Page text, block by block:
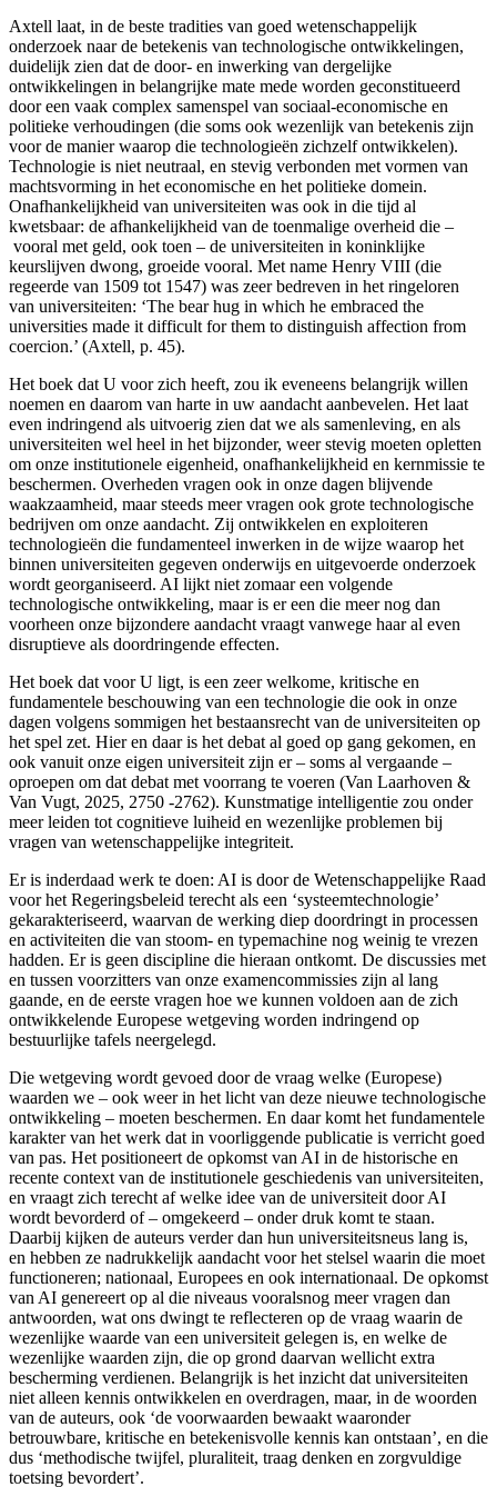
Axtell laat, in de beste tradities van goed wetenschappelijk
onderzoek naar de betekenis van technologische ontwikkelingen,
duidelijk zien dat de door- en inwerking van dergelijke
ontwikkelingen in belangrijke mate mede worden geconstitueerd
door een vaak complex samenspel van sociaal-economische en
politieke verhoudingen (die soms ook wezenlijk van betekenis zijn
voor de manier waarop die technologieën zichzelf ontwikkelen).
Technologie is niet neutraal, en stevig verbonden met vormen van
machtsvorming in het economische en het politieke domein.
Onafhankelijkheid van universiteiten was ook in die tijd al
kwetsbaar: de afhankelijkheid van de toenmalige overheid die –
vooral met geld, ook toen – de universiteiten in koninklijke
keurslijven dwong, groeide vooral. Met name Henry VIII (die
regeerde van 1509 tot 1547) was zeer bedreven in het ringeloren
van universiteiten: ‘The bear hug in which he embraced the
universities made it difficult for them to distinguish affection from
coercion.’ (Axtell, p. 45).
Het boek dat U voor zich heeft, zou ik eveneens belangrijk willen
noemen en daarom van harte in uw aandacht aanbevelen. Het laat
even indringend als uitvoerig zien dat we als samenleving, en als
universiteiten wel heel in het bijzonder, weer stevig moeten opletten
om onze institutionele eigenheid, onafhankelijkheid en kernmissie te
beschermen. Overheden vragen ook in onze dagen blijvende
waakzaamheid, maar steeds meer vragen ook grote technologische
bedrijven om onze aandacht. Zij ontwikkelen en exploiteren
technologieën die fundamenteel inwerken in de wijze waarop het
binnen universiteiten gegeven onderwijs en uitgevoerde onderzoek
wordt georganiseerd. AI lijkt niet zomaar een volgende
technologische ontwikkeling, maar is er een die meer nog dan
voorheen onze bijzondere aandacht vraagt vanwege haar al even
disruptieve als doordringende effecten.
Het boek dat voor U ligt, is een zeer welkome, kritische en
fundamentele beschouwing van een technologie die ook in onze
dagen volgens sommigen het bestaansrecht van de universiteiten op
het spel zet. Hier en daar is het debat al goed op gang gekomen, en
ook vanuit onze eigen universiteit zijn er – soms al vergaande –
oproepen om dat debat met voorrang te voeren (Van Laarhoven &
Van Vugt, 2025, 2750 -2762). Kunstmatige intelligentie zou onder
meer leiden tot cognitieve luiheid en wezenlijke problemen bij
vragen van wetenschappelijke integriteit.
Er is inderdaad werk te doen: AI is door de Wetenschappelijke Raad
voor het Regeringsbeleid terecht als een ‘systeemtechnologie’
gekarakteriseerd, waarvan de werking diep doordringt in processen
en activiteiten die van stoom- en typemachine nog weinig te vrezen
hadden. Er is geen discipline die hieraan ontkomt. De discussies met
en tussen voorzitters van onze examencommissies zijn al lang
gaande, en de eerste vragen hoe we kunnen voldoen aan de zich
ontwikkelende Europese wetgeving worden indringend op
bestuurlijke tafels neergelegd.
Die wetgeving wordt gevoed door de vraag welke (Europese)
waarden we – ook weer in het licht van deze nieuwe technologische
ontwikkeling – moeten beschermen. En daar komt het fundamentele
karakter van het werk dat in voorliggende publicatie is verricht goed
van pas. Het positioneert de opkomst van AI in de historische en
recente context van de institutionele geschiedenis van universiteiten,
en vraagt zich terecht af welke idee van de universiteit door AI
wordt bevorderd of – omgekeerd – onder druk komt te staan.
Daarbij kijken de auteurs verder dan hun universiteitsneus lang is,
en hebben ze nadrukkelijk aandacht voor het stelsel waarin die moet
functioneren; nationaal, Europees en ook internationaal. De opkomst
van AI genereert op al die niveaus vooralsnog meer vragen dan
antwoorden, wat ons dwingt te reflecteren op de vraag waarin de
wezenlijke waarde van een universiteit gelegen is, en welke de
wezenlijke waarden zijn, die op grond daarvan wellicht extra
bescherming verdienen. Belangrijk is het inzicht dat universiteiten
niet alleen kennis ontwikkelen en overdragen, maar, in de woorden
van de auteurs, ook ‘de voorwaarden bewaakt waaronder
betrouwbare, kritische en betekenisvolle kennis kan ontstaan’, en die
dus ‘methodische twijfel, pluraliteit, traag denken en zorgvuldige
toetsing bevordert’.